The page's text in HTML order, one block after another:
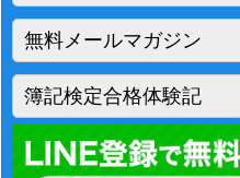
無料メールマガジン
簿記検定合格体験記
地図・アクセス